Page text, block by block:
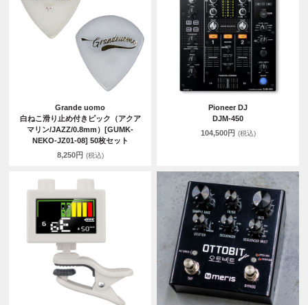
Grande uomo
白ねこ滑り止め付きピック（アクア
マリン/JAZZ/0.8mm）[GUMK-
NEKO-JZ01-08] 50枚セット
8,250円 (税込)
Pioneer DJ
DJM-450
104,500円 (税込)